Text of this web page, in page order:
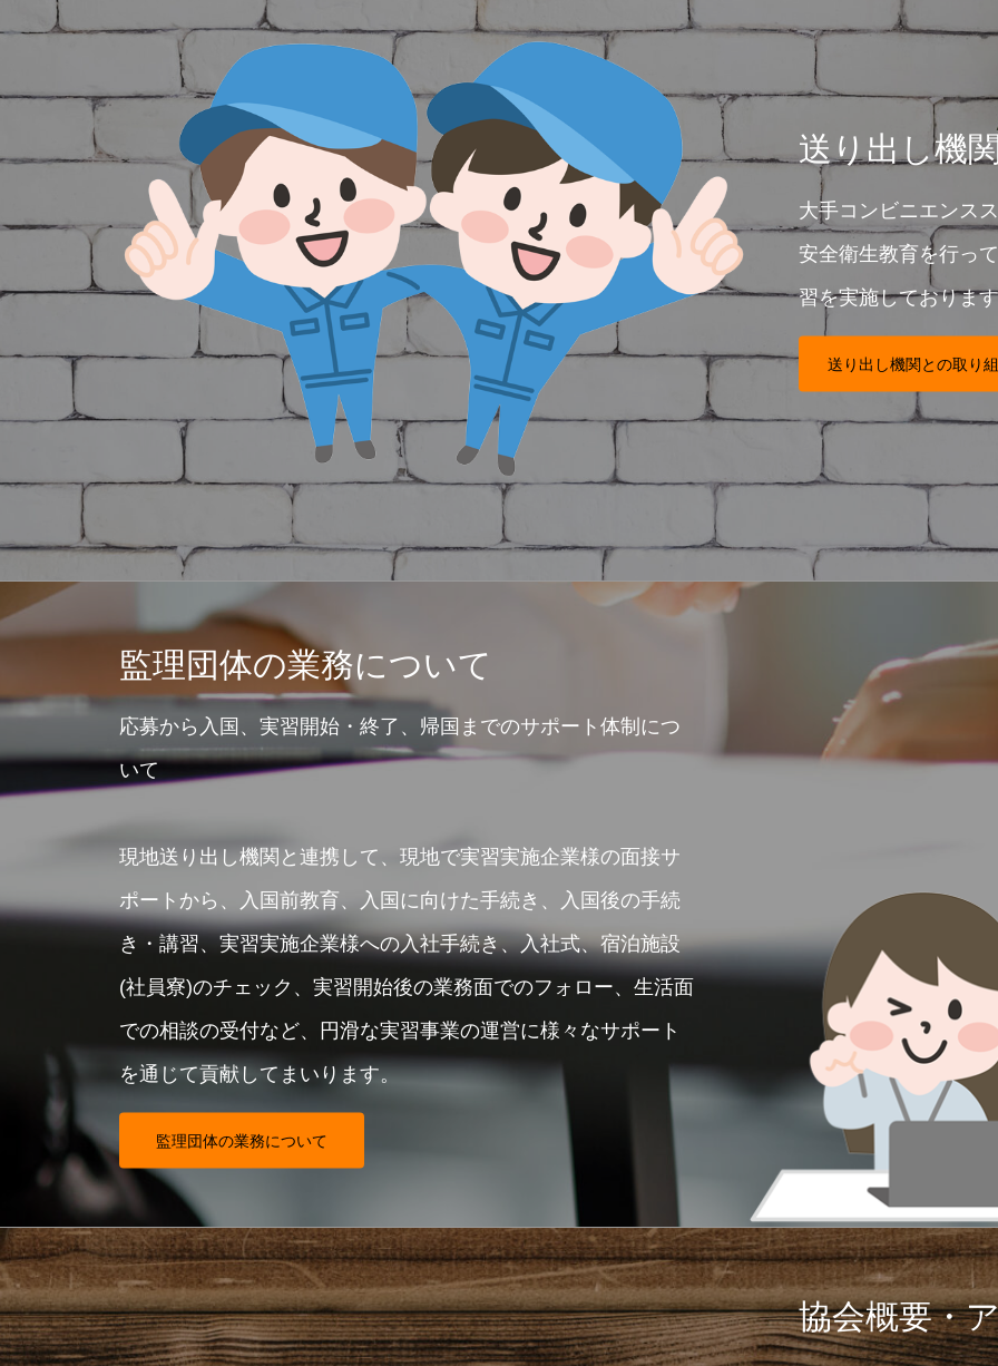
送り出し機
大手コンビニエンス
安全衛生教育を行っ
習を実施しておりま
送り出し機関との取り
監理団体の業務について
応募から入国、実習開始・終了、帰国までのサポート体制につ
いて
現地送り出し機関と連携して、現地で実習実施企業様の面接サ
ポートから、入国前教育、入国に向けた手続き、入国後の手続
き・講習、実習実施企業様への入社手続き、入社式、宿泊施設
(社員寮)のチェック、実習開始後の業務面でのフォロー、生活面
での相談の受付など、円滑な実習事業の運営に様々なサポート
を通じて貢献してまいります。
監理団体の業務について
協会概要・